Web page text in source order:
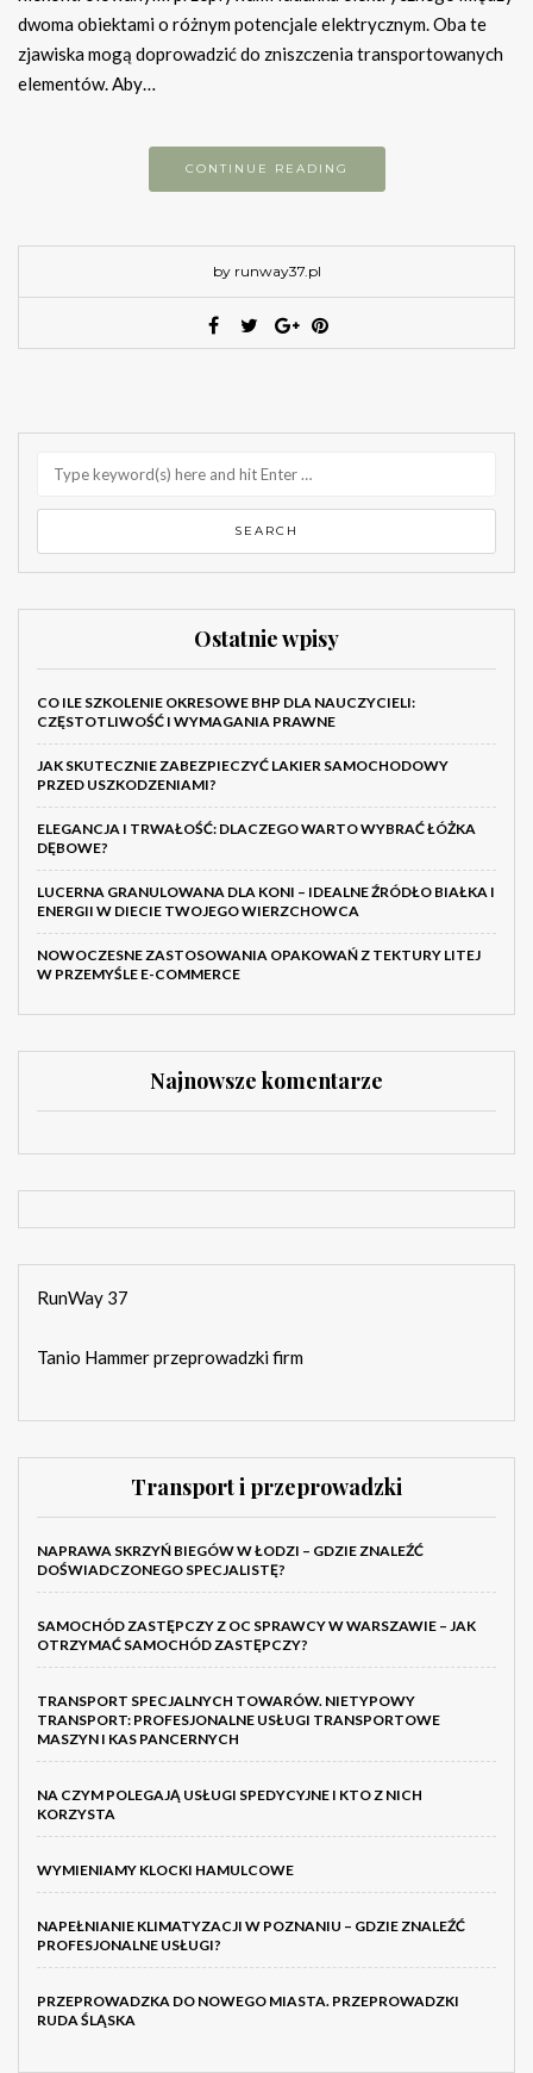
dwoma obiektami o różnym potencjale elektrycznym. Oba te
zjawiska mogą doprowadzić do zniszczenia transportowanych
elementów. Aby…
CONTINUE READING
by runway37.pl
Ostatnie wpisy
CO ILE SZKOLENIE OKRESOWE BHP DLA NAUCZYCIELI:
CZĘSTOTLIWOŚĆ I WYMAGANIA PRAWNE
JAK SKUTECZNIE ZABEZPIECZYĆ LAKIER SAMOCHODOWY
PRZED USZKODZENIAMI?
ELEGANCJA I TRWAŁOŚĆ: DLACZEGO WARTO WYBRAĆ ŁÓŻKA
DĘBOWE?
LUCERNA GRANULOWANA DLA KONI – IDEALNE ŹRÓDŁO BIAŁKA I
ENERGII W DIECIE TWOJEGO WIERZCHOWCA
NOWOCZESNE ZASTOSOWANIA OPAKOWAŃ Z TEKTURY LITEJ
W PRZEMYŚLE E-COMMERCE
Najnowsze komentarze
RunWay 37
Tanio Hammer przeprowadzki firm
Transport i przeprowadzki
NAPRAWA SKRZYŃ BIEGÓW W ŁODZI – GDZIE ZNALEŹĆ
DOŚWIADCZONEGO SPECJALISTĘ?
SAMOCHÓD ZASTĘPCZY Z OC SPRAWCY W WARSZAWIE – JAK
OTRZYMAĆ SAMOCHÓD ZASTĘPCZY?
TRANSPORT SPECJALNYCH TOWARÓW. NIETYPOWY
TRANSPORT: PROFESJONALNE USŁUGI TRANSPORTOWE
MASZYN I KAS PANCERNYCH
NA CZYM POLEGAJĄ USŁUGI SPEDYCYJNE I KTO Z NICH
KORZYSTA
WYMIENIAMY KLOCKI HAMULCOWE
NAPEŁNIANIE KLIMATYZACJI W POZNANIU – GDZIE ZNALEŹĆ
PROFESJONALNE USŁUGI?
PRZEPROWADZKA DO NOWEGO MIASTA. PRZEPROWADZKI
RUDA ŚLĄSKA